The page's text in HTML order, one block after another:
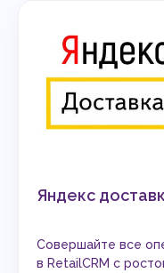
Яндекс
Совершайте все
в RetailCRM с